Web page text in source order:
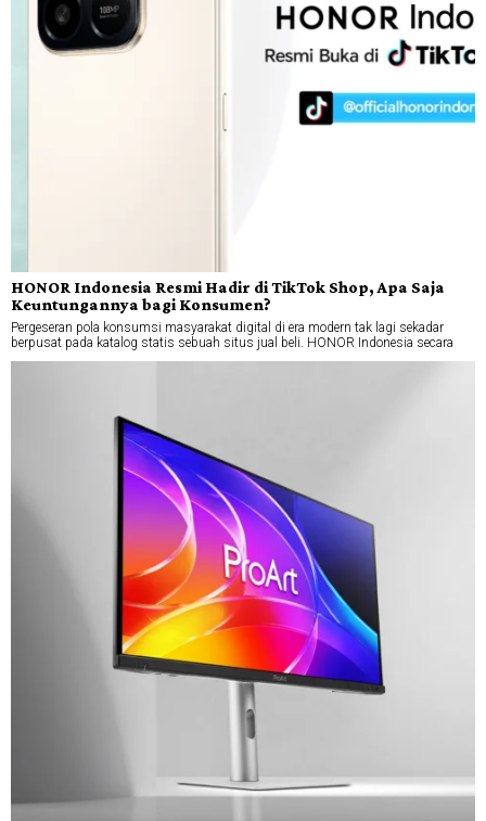
HONOR Indonesia Resmi Hadir di TikTok Shop, Apa Saja
Keuntungannya bagi Konsumen?
Pergeseran pola konsumsi masyarakat digital di era modern tak lagi sekadar
berpusat pada katalog statis sebuah situs jual beli. HONOR Indonesia secara